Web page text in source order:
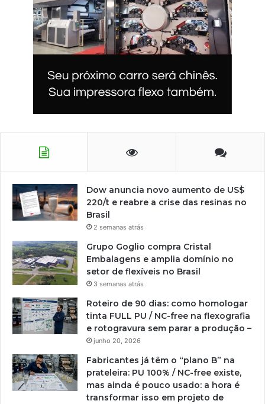
Dow anuncia novo aumento de US$
220/t e reabre a crise das resinas no
Brasil
2 semanas atrás
Grupo Goglio compra Cristal
Embalagens e amplia domínio no
setor de flexíveis no Brasil
3 semanas atrás
Roteiro de 90 dias: como homologar
tinta FULL PU / NC-free na flexografia
e rotogravura sem parar a produção –
junho 20, 2026
Fabricantes já têm o “plano B” na
prateleira: PU 100% / NC-free existe,
mas ainda é pouco usado: a hora é
transformar isso em projeto de